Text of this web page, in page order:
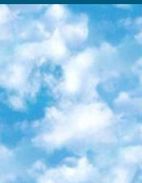
Санкт-Петербургского национального исследовательского университета информационных технологий, механики и оптики (ИТМО). Ресурс предоставляет свободный доступ к курсам, разработанным в этом вузе. Каталог материалов разбит на четыре категории: «Оптические системы и технологии», «Приборостроение и робототехника», «Информационные технологии» и «Биотехнологии». Курсы состоят из видеолекций, интерактивных демонстраций и заданий. 5. «КиберЛенинка» Электронная научная библиотека открытого доступа. Каталог площадки регулярно обрастает текстами статей из различных научных изданий. Сгруппированные по журналам и рубрикам публикации можно читать онлайн или скачивать целиком в PDF-формате. Проект нацелен на популяризацию науки за счёт открытого доступа к качественной информации. 6. «ПостНаука» На этом ресурсе публикуют подборки видеолекций, составленные экспертами из разных отраслей и объединённые общими темами. Среди них, к примеру, есть серии «Биоинформатика и геномика», «Культура средневековой Скандинавии» и Cinema Studies о теории кино. Каждая подборка лекций — логически связанная история, рассказанная экспертом от первого лица. Кроме того, на сайте появляются научно-образовательные статьи и тесты на разные темы. 7. «Newочём» Команда проекта «Newочём» отбирает самые интересные тексты из англоязычных СМИ и переводит те из них, за которые голосуют участники сообщества «ВКонтакте». По большей части это научно-популярные статьи. Редакторы придумывают лишь заголовки, в остальном содержание переводов соответствует оригиналам. Полные тексты можно читать прямо в социальной сети. 8. InternetUrok Онлайн-база материалов по основным дисциплинам школьной программы. Информация на сайте структурирована по классам, предметам и темам (урокам). Каждый урок состоит из видеолекций и конспектов. Есть также интерактивные тренажёры и тесты для закрепления пройденного материала. Даже если вы давно окончили школу, возможность повторить программу старших классов всегда может пригодиться. 9. Edutainme Ещё один ресурс об образовании. В отличие от Newtonew, как мне кажется, Edutainme больше ориентируется на представителей индустрии: педагогов, предпринимателей, разработчиков образовательных проектов. Но и любой, кто просто стремится к саморазвитию, найдёт на сайте много полезного и интересного для себя. Например, информацию о новых курсах и образовательных сервисах. 10. Newtonew Онлайн-медиа об образовании и обучении в широком смысле. Авторы Newtonew пишут об инструментах, заведениях, тактиках и стратегиях, которые помогают учить других и получать новые знания самостоятельно. На этой площадке вы найдёте новости, обзоры, аналитические мат